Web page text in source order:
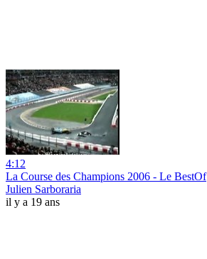
4:12
La Course des Champions 2006 - Le BestOf
Julien Sarboraria
il y a 19 ans